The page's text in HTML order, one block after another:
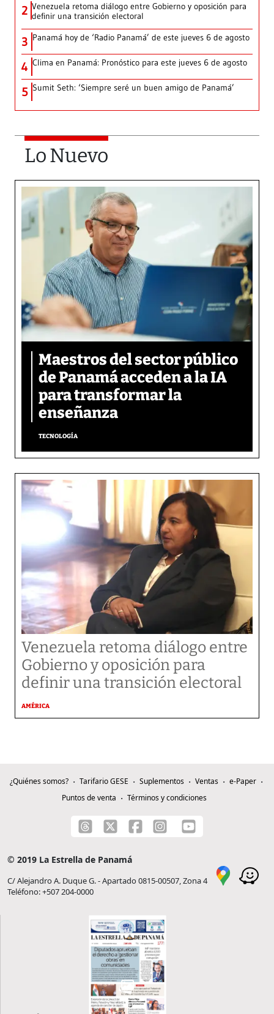
2 Venezuela retoma diálogo entre Gobierno y oposición para
definir una transición electoral
3 Panamá hoy de ‘Radio Panamá’ de este jueves 6 de agosto
4 Clima en Panamá: Pronóstico para este jueves 6 de agosto
5 Sumit Seth: ‘Siempre seré un buen amigo de Panamá’
Lo Nuevo
Maestros del sector público
de Panamá acceden a la IA
para transformar la
enseñanza
TECNOLOGÍA
Venezuela retoma diálogo entre
Gobierno y oposición para
definir una transición electoral
AMÉRICA
¿Quiénes somos? Tarifario GESE Suplementos Ventas
e-Paper
Puntos de venta
Términos y condiciones
© 2019 La Estrella de Panamá
C/ Alejandro A. Duque G. - Apartado 0815-00507, Zona 4
Teléfono: +507 204-0000